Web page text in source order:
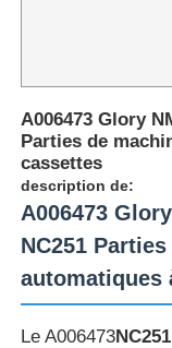
A006473 Glory
Parties de
cassettes
description de:
A006473
NC251
automatiques
Le A006473